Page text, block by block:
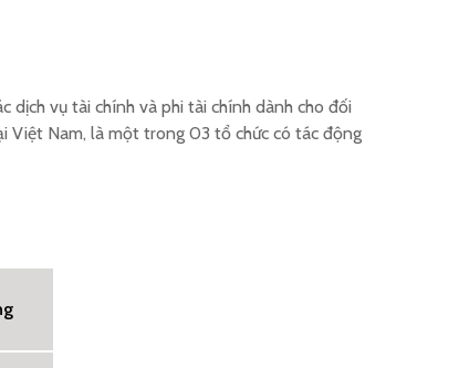
dịch vụ tài chính và phi tài chính dành cho đối
Việt Nam, là một trong 03 tổ chức có tác động